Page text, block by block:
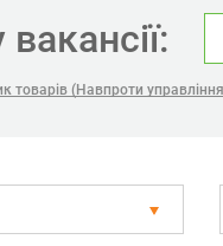
товарів (Навпроти управління